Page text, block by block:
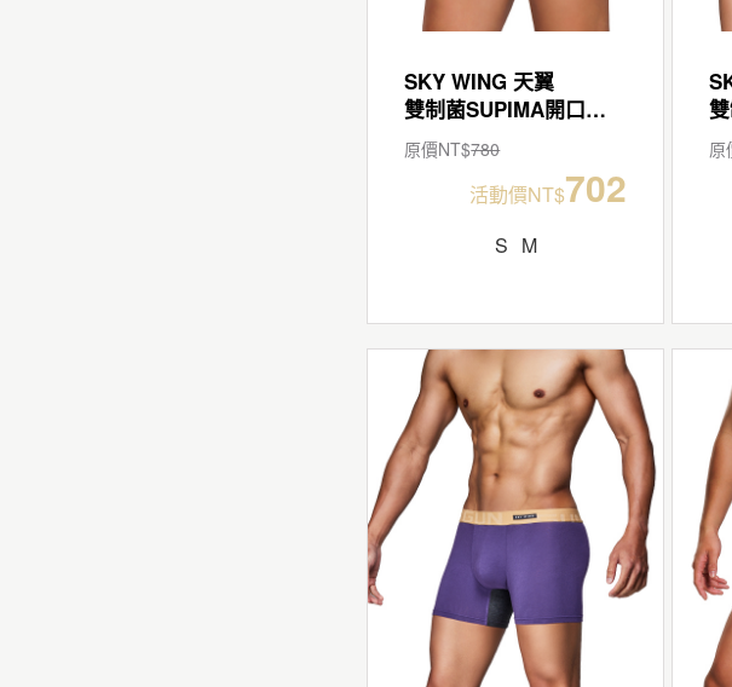
SKY WING 天翼
雙制菌SUPIMA開口三角褲
原價NT$780
活動價NT$702
S M
原